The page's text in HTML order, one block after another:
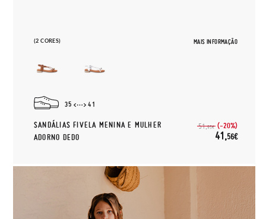
(2 CORES) MAIS INFORMAÇÃO
35 41
SANDÁLIAS FIVELA MENINA E MULHER
ADORNO DEDO
51,95€ (-20%)
41,56€